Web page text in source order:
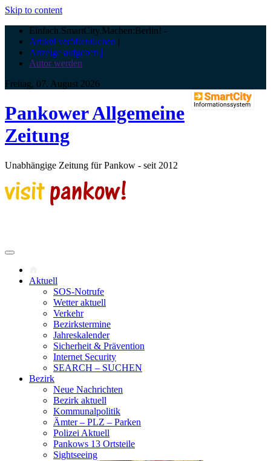
Skip to content
Einfach.SmartCity.Machen:Berlin! -
Artikel veröffentlichen |
Anzeige aufgeben |
Autor werden
Freitag, 07. August 2026
Pankower Allgemeine
Zeitung
Unabhängige Zeitung für Pankow - seit 2012
Aktuell
SOS-Notrufe
Wetter aktuell
Verkehr
Bezirkstermine
Jahreskalender
Sicherheit & Prävention
Internet Security
SEARCH – SUCHEN
Bezirk
Neue Nachrichten
Bezirk aktuell
Kommunalpolitik
Ämter – PLZ – Parken
Polizei Aktuell
Pankows 13 Ortsteile
Sightseeing